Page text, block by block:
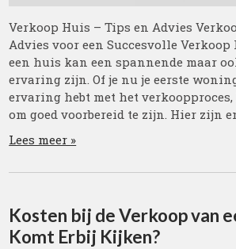
Verkoop Huis – Tips en Advies
Advies voor een Succesvolle
een huis kan een spannende maar
ervaring zijn. Of je nu je eerste
ervaring hebt met het
om goed voorbereid te zijn. Hier zijn
Lees meer »
Kosten bij de Verkoop van
Komt Erbij Kijken?